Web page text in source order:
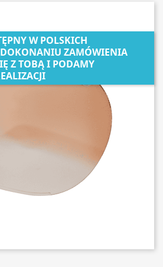
W POLSKICH
ZAMÓWIENIA
Z TOBĄ I PODAMY